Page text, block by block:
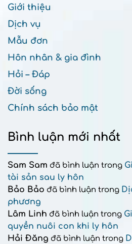
Giới thiệu
Dịch vụ
Mẫu đơn
Hôn nhân & gia đình
Hỏi – Đáp
Đời sống
Chính sách bảo mật
Bình luận mới nhất
Sam Sam đã bình luận trong
tài sản sau ly hôn
Bảo Bảo đã bình luận trong
phương
Lâm Linh đã bình luận trong
quyền nuôi con khi ly hôn
Hải Đăng đã bình luận trong